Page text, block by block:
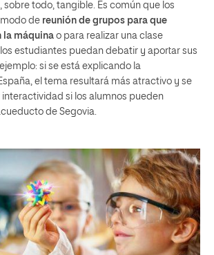
sobre todo, tangible. Es común que los
de reunión de grupos para que
la máquina o para realizar una clase
estudiantes puedan debatir y aportar sus
si se está explicando la
el tema resultará más atractivo y se
interactividad si los alumnos pueden
de Segovia.